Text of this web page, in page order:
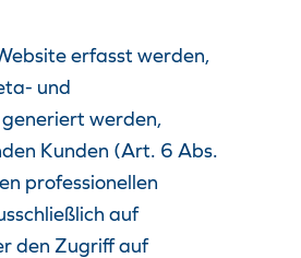
erfasst werden,
und
werden,
Kunden (Art. 6 Abs.
professionellen
auf
den Zugriff auf